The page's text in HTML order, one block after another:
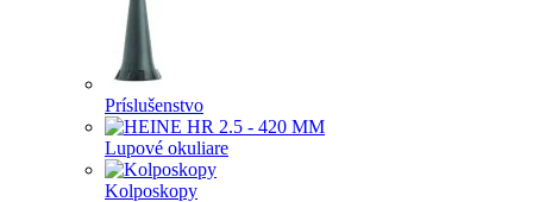
Príslušenstvo
Lupové okuliare
Kolposkopy